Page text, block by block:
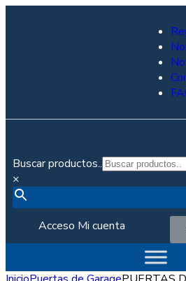
Buscar productos..
×
Acceso Mi cuenta